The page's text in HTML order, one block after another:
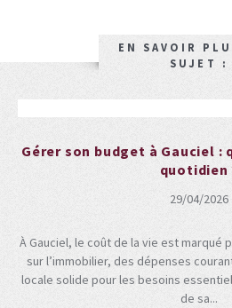
EN SAVOIR
SUJET :
Gérer son budget à Gauciel :
quotidien
29/04/2026
À Gauciel, le coût de la vie est marqué
sur l’immobilier, des dépenses
locale solide pour les besoins
de sa...